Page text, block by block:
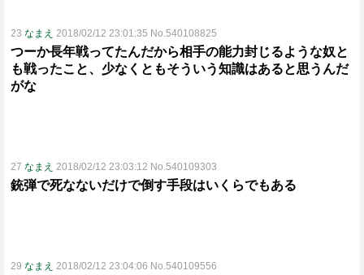
23 なまえ 2018/02/12 23:01:35 No.540108825
つーか長年戦ってたんだから相手の能力封じるような奴と
も戦ったこと、少なくともそういう知識はあると思うんだ
がな
27 なまえ 2018/02/12 23:03:12 No.540109303
銃弾で死なないだけで倒す手段はいくらでもある
29 なまえ 2018/02/12 23:04:06 No.540109556